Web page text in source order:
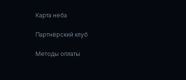
Карта неба
Партнёрский клуб
Методы оплаты